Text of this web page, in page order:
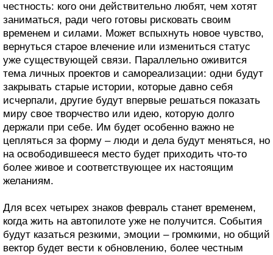
честность: кого они действительно любят, чем хотят
заниматься, ради чего готовы рисковать своим
временем и силами. Может вспыхнуть новое чувство,
вернуться старое влечение или измениться статус
уже существующей связи. Параллельно оживится
тема личных проектов и самореализации: одни будут
закрывать старые истории, которые давно себя
исчерпали, другие будут впервые решаться показать
миру свое творчество или идею, которую долго
держали при себе. Им будет особенно важно не
цепляться за форму – люди и дела будут меняться, но
на освободившееся место будет приходить что‑то
более живое и соответствующее их настоящим
желаниям.
Для всех четырех знаков февраль станет временем,
когда жить на автопилоте уже не получится. События
будут казаться резкими, эмоции – громкими, но общий
вектор будет вести к обновлению, более честным